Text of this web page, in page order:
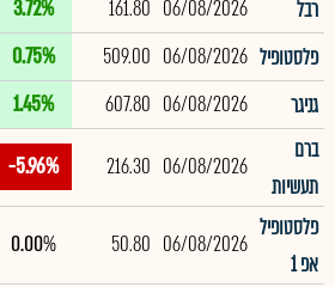
רבל
06/08/2026
161.80
3.72%
פלסטופיל 06/08/2026
509.00
0.75%
גניגר
06/08/2026
607.80
1.45%
ברם
תעשיות
06/08/2026
216.30
-5.96%
פלסטופיל
אפ 1
06/08/2026
50.80
0.00%